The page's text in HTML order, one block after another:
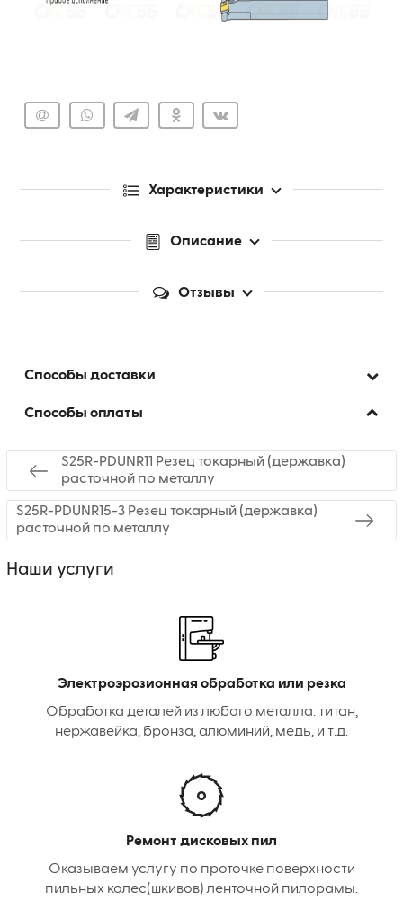
Характеристики
Описание
Отзывы
Способы доставки
Способы оплаты
S25R-PDUNR11 Резец токарный (державка)
расточной по металлу
S25R-PDUNR15-3 Резец токарный (державка)
расточной по металлу
Наши услуги
Электроэрозионная обработка или резка
Обработка деталей из любого металла: титан,
нержавейка, бронза, алюминий, медь, и т.д.
Ремонт дисковых пил
Оказываем услугу по проточке поверхности
пильных колес(шкивов) ленточной пилорамы.